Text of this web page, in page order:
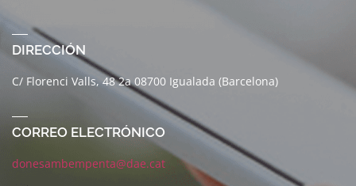
DIRECCIÓN
C/ Florenci Valls, 48 2a 08700 Igualada (Barcelona)
CORREO ELECTRÓNICO
donesambempenta@dae.cat